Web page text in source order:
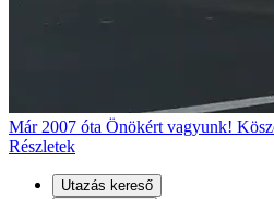
Már 2007 óta Önökért vagyunk!
Részletek
Utazás kereső